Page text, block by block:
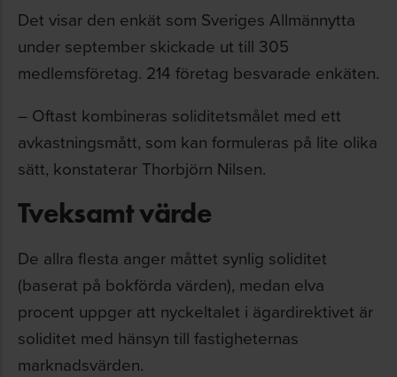
Det visar den enkät som Sveriges Allmännytta
under september skickade ut till 305
medlemsföretag. 214 företag besvarade enkäten.
– Oftast kombineras soliditetsmålet med ett
avkastningsmått, som kan formuleras på lite olika
sätt, konstaterar Thorbjörn Nilsen.
Tveksamt värde
De allra flesta anger måttet synlig soliditet
(baserat på bokförda värden), medan elva
procent uppger att nyckeltalet i ägardirektivet är
soliditet med hänsyn till fastigheternas
marknadsvärden.